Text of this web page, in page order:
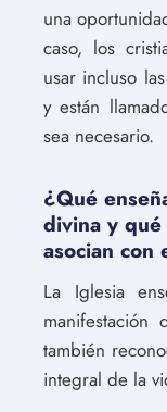
una
caso, los
usar incluso
y están
sea necesario.
¿Qué
divina y
asocian con
La Iglesia
también
integral de la